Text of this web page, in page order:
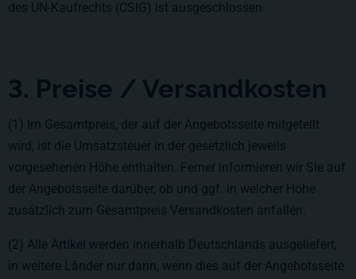
des UN-Kaufrechts (CSIG) ist ausgeschlossen.
3. Preise / Versandkosten
(1) Im Gesamtpreis, der auf der Angebotsseite mitgeteilt
wird, ist die Umsatzsteuer in der gesetzlich jeweils
vorgesehenen Höhe enthalten. Ferner informieren wir Sie auf
der Angebotsseite darüber, ob und ggf. in welcher Höhe
zusätzlich zum Gesamtpreis Versandkosten anfallen.
(2) Alle Artikel werden innerhalb Deutschlands ausgeliefert,
in weitere Länder nur dann, wenn dies auf der Angebotsseite